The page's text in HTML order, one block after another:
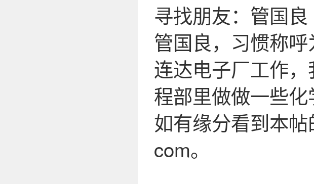
寻找朋友：管国良
管国良，习惯称呼
连达电子厂工作
程部里做做一些化
如有缘分看到本
com。